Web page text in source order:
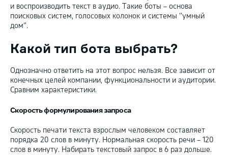
и воспроизводить текст в аудио. Такие боты – основа
поисковых систем, голосовых колонок и системы “умный
дом”.
Какой тип бота выбрать?
Однозначно ответить на этот вопрос нельзя. Все зависит от
конечных целей компании, функциональности и аудитории.
Сравним характеристики.
Скорость формулирования запроса
Скорость печати текста взрослым человеком составляет
порядка 20 слов в минуту. Нормальная скорость речи – 120
слов в минуту. Набирать текстовый запрос в 6 раз дольше.